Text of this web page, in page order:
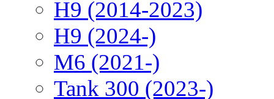
H9 (2014-2023)
H9 (2024-)
M6 (2021-)
Tank 300 (2023-)